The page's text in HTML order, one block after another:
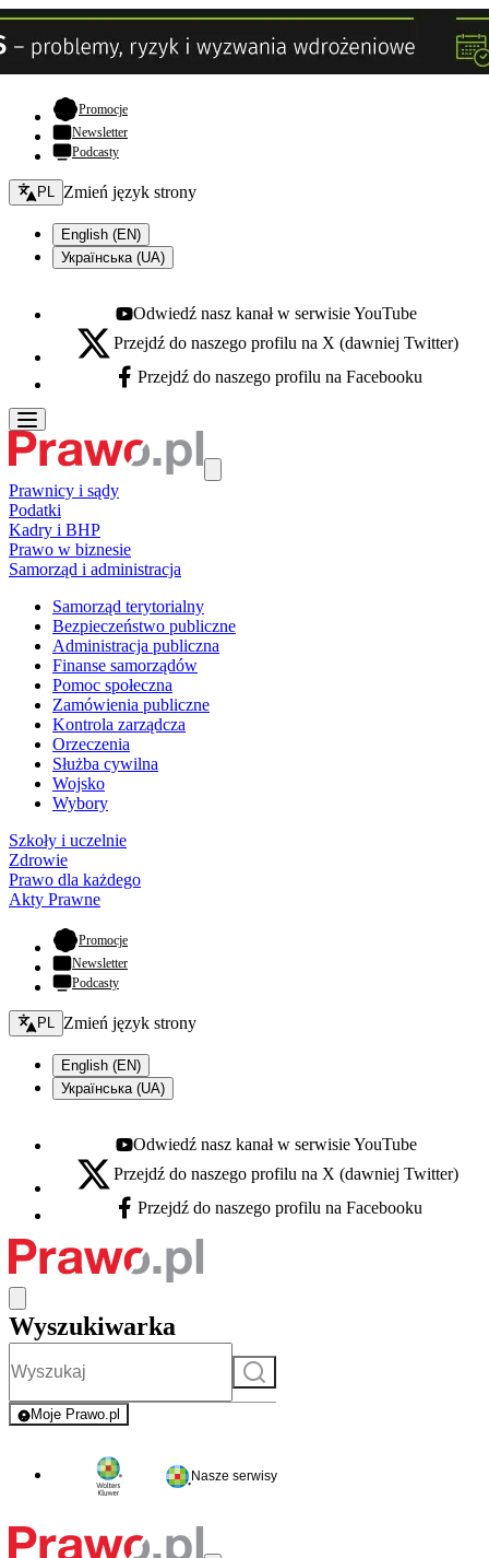
Promocje- otwiera się w nowej karcie
Newsletter
Podcasty
Zmień język - bieżący:
PL Zmień język strony
English (EN)
Українська (UA)
Youtube - otwiera się w nowej karcie
Odwiedź nasz kanał w serwisie YouTube
X - otwiera się w nowej karcie
Przejdź do naszego profilu na X (dawniej Twitter)
Facebook - otwiera się w nowej karcie
Przejdź do naszego profilu na Facebooku
Prawnicy i sądy
Podatki
Kadry i BHP
Prawo w biznesie
Samorząd i administracja
Samorząd terytorialny
Bezpieczeństwo publiczne
Administracja publiczna
Finanse samorządów
Pomoc społeczna
Zamówienia publiczne
Kontrola zarządcza
Orzeczenia
Służba cywilna
Wojsko
Wybory
Szkoły i uczelnie
Zdrowie
Prawo dla każdego
Akty Prawne
Promocje- otwiera się w nowej karcie
Newsletter
Podcasty
Zmień język - bieżący:
PL Zmień język strony
English (EN)
Українська (UA)
Youtube - otwiera się w nowej karcie
Odwiedź nasz kanał w serwisie YouTube
X - otwiera się w nowej karcie
Przejdź do naszego profilu na X (dawniej Twitter)
Facebook - otwiera się w nowej karcie
Przejdź do naszego profilu na Facebooku
Wyszukiwarka
Szukaj
Moje Prawo.pl
- rejestracja i logowanie do serwisu
Nasze serwisy